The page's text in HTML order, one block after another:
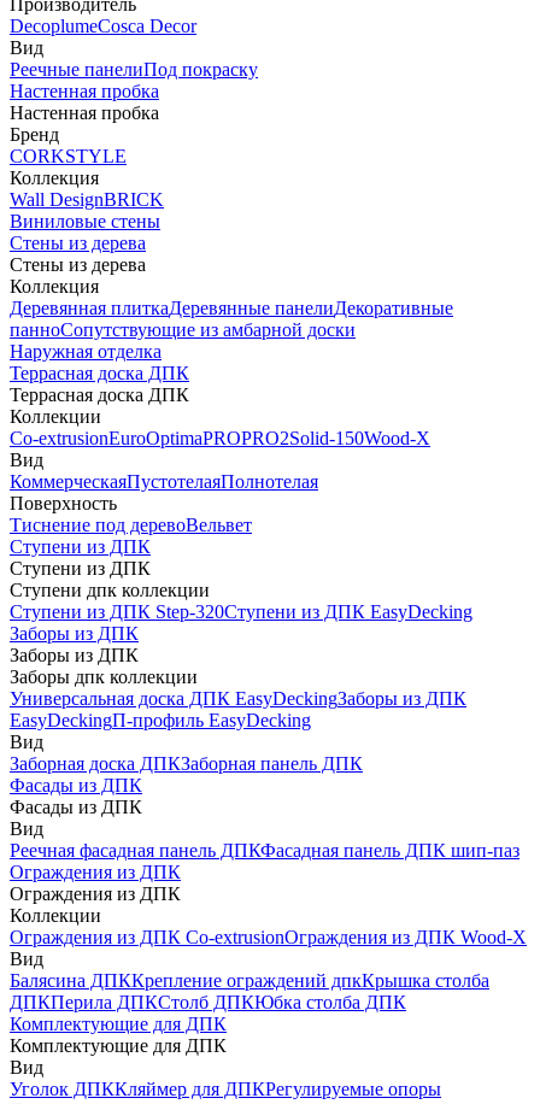
Производитель
DecoplumeCosca Decor
Вид
Реечные панелиПод покраску
Настенная пробка
Настенная пробка
Бренд
CORKSTYLE
Коллекция
Wall DesignBRICK
Виниловые стены
Стены из дерева
Стены из дерева
Коллекция
Деревянная плиткаДеревянные панелиДекоративные
панноСопутствующие из амбарной доски
Наружная отделка
Террасная доска ДПК
Террасная доска ДПК
Коллекции
Co-extrusionEuroOptimaPROPRO2Solid-150Wood-X
Вид
КоммерческаяПустотелаяПолнотелая
Поверхность
Тиснение под деревоВельвет
Ступени из ДПК
Ступени из ДПК
Ступени дпк коллекции
Ступени из ДПК Step-320Ступени из ДПК EasyDecking
Заборы из ДПК
Заборы из ДПК
Заборы дпк коллекции
Универсальная доска ДПК EasyDeckingЗаборы из ДПК
EasyDeckingП-профиль EasyDecking
Вид
Заборная доска ДПКЗаборная панель ДПК
Фасады из ДПК
Фасады из ДПК
Вид
Реечная фасадная панель ДПКФасадная панель ДПК шип-паз
Ограждения из ДПК
Ограждения из ДПК
Коллекции
Ограждения из ДПК Co-extrusionОграждения из ДПК Wood-X
Вид
Балясина ДПККрепление ограждений дпкКрышка столба
ДПКПерила ДПКСтолб ДПКЮбка столба ДПК
Комплектующие для ДПК
Комплектующие для ДПК
Вид
Уголок ДПККляймер для ДПКРегулируемые опоры